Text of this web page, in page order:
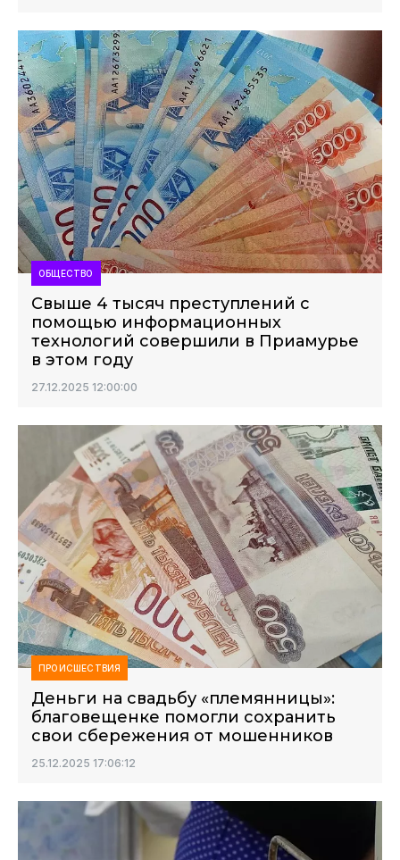
ОБЩЕСТВО
Свыше 4 тысяч преступлений с
помощью информационных
технологий совершили в Приамурье
в этом году
27.12.2025 12:00:00
ПРОИСШЕСТВИЯ
Деньги на свадьбу «племянницы»:
благовещенке помогли сохранить
свои сбережения от мошенников
25.12.2025 17:06:12